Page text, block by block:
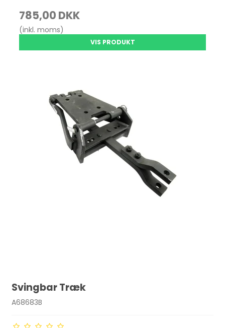
785,00 DKK
(inkl. moms)
VIS PRODUKT
Svingbar Træk
A68683B